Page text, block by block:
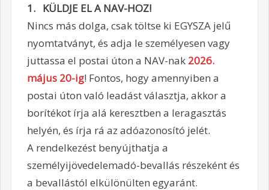
1. KÜLDJE EL A NAV-HOZ!
Nincs más dolga, csak töltse ki EGYSZA jelű
nyomtatványt, és adja le személyesen vagy
juttassa el postai úton a NAV-nak2026.
május 20-ig! Fontos, hogy amennyiben a
postai úton való leadást választja, akkor a
borítékot írja alá keresztben a leragasztás
helyén, és írja rá az adóazonosító jelét.
A rendelkezést benyújthatja a
személyijövedelemadó-bevallás részeként és
a bevallástól elkülönülten egyaránt.